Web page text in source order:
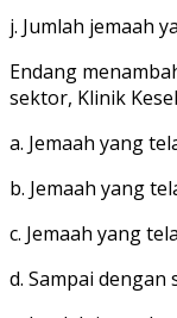
j. Jumlah jemaah
Endang
sektor, Klinik
a. Jemaah yang
b. Jemaah yang
c. Jemaah yang
d. Sampai dengan